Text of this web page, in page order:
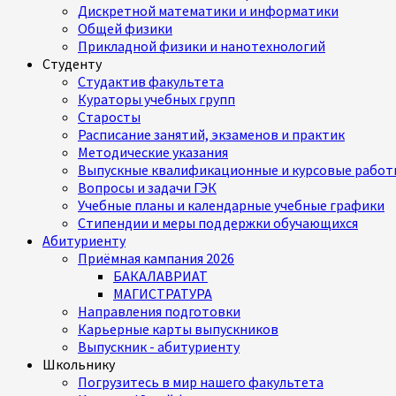
Дискретной математики и информатики
Общей физики
Прикладной физики и нанотехнологий
Студенту
Студактив факультета
Кураторы учебных групп
Старосты
Расписание занятий, экзаменов и практик
Методические указания
Выпускные квалификационные и курсовые
Вопросы и задачи ГЭК
Учебные планы и календарные учебные графики
Стипендии и меры поддержки обучающихся
Абитуриенту
Приёмная кампания 2026
БАКАЛАВРИАТ
МАГИСТРАТУРА
Направления подготовки
Карьерные карты выпускников
Выпускник - абитуриенту
Школьнику
Погрузитесь в мир нашего факультета